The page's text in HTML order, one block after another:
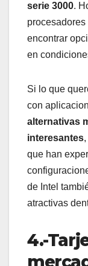
serie 3000.
encontrar
en
Si lo que
con
alternativas
interesantes
que han
de Intel
atractivas
4.-